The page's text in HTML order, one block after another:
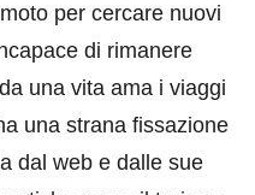
per cercare nuovi
di rimanere
una vita ama i viaggi
una strana fissazione
dal web e dalle sue